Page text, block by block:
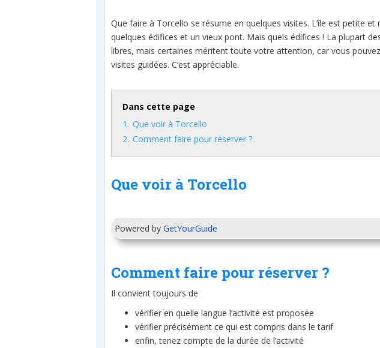
Que faire à Torcello se résume en quelques visites. L’île est petite et
quelques édifices et un vieux pont. Mais quels édifices ! La plupart
libres, mais certaines méritent toute votre attention, car vous
visites guidées. C’est appréciable.
Dans cette page
1. Que voir à Torcello
2. Comment faire pour réserver ?
Que voir à Torcello
Powered by GetYourGuide
Comment faire pour réserver ?
Il convient toujours de
vérifier en quelle langue l’activité est proposée
vérifier précisément ce qui est compris dans le tarif
enfin, tenez compte de la durée de l’activité